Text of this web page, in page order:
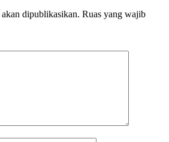
dipublikasikan. Ruas yang wajib